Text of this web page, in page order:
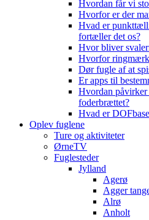
Hvordan får vi
Hvorfor er der
Hvad er
fortæller det os?
Hvor bliver
Hvorfor
Dør fugle af at
Er apps til
Hvordan påvirker
foderbrættet?
Hvad er
Oplev fuglene
Ture og aktiviteter
ØrneTV
Fuglesteder
Jylland
Agerø
Agger
Alrø
Anholt